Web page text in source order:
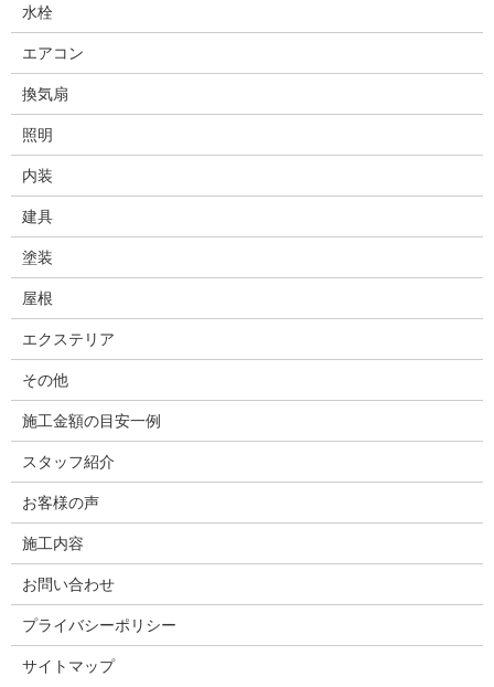
水栓
エアコン
換気扇
照明
内装
建具
塗装
屋根
エクステリア
その他
施工金額の目安一例
スタッフ紹介
お客様の声
施工内容
お問い合わせ
プライバシーポリシー
サイトマップ